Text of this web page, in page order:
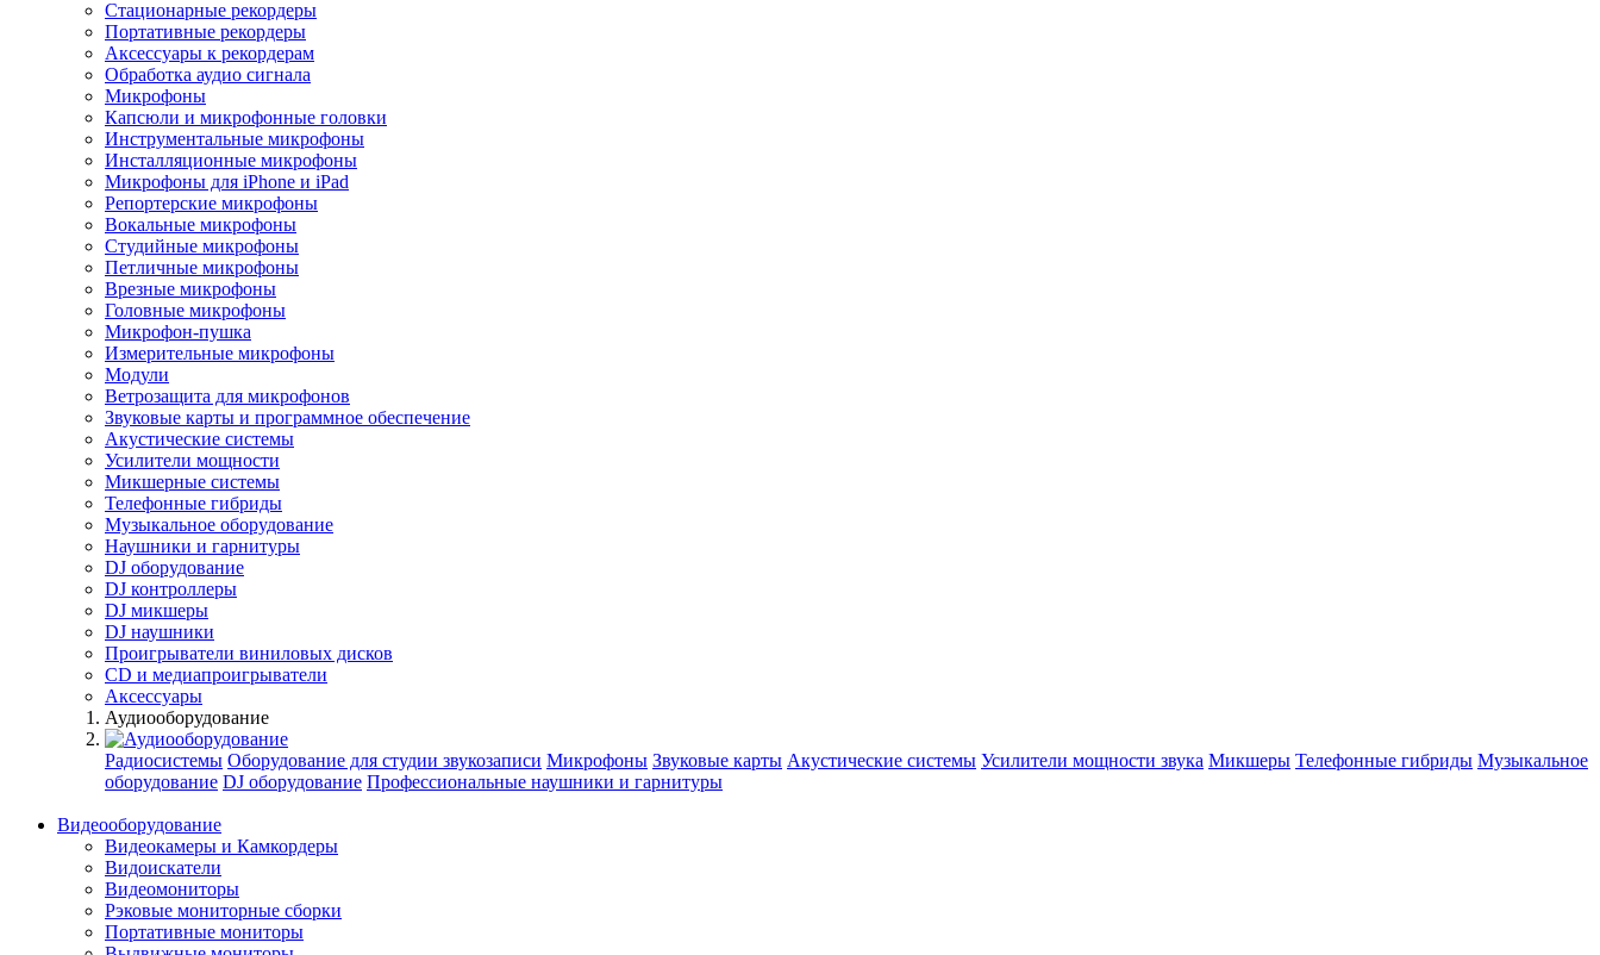
Стационарные рекордеры
Портативные рекордеры
Аксессуары к рекордерам
Обработка аудио сигнала
Микрофоны
Капсюли и микрофонные головки
Инструментальные микрофоны
Инсталляционные микрофоны
Микрофоны для iPhone и iPad
Репортерские микрофоны
Вокальные микрофоны
Студийные микрофоны
Петличные микрофоны
Врезные микрофоны
Головные микрофоны
Микрофон-пушка
Измерительные микрофоны
Модули
Ветрозащита для микрофонов
Звуковые карты и программное обеспечение
Акустические системы
Усилители мощности
Микшерные системы
Телефонные гибриды
Музыкальное оборудование
Наушники и гарнитуры
DJ оборудование
DJ контроллеры
DJ микшеры
DJ наушники
Проигрыватели виниловых дисков
СD и медиапроигрыватели
Аксессуары
Аудиооборудование
Радиосистемы Оборудование для студии звукозаписи Микрофоны Звуковые карты Акустические системы Усилители мощности звука Микшеры Телефонные гибриды Музыкальное
оборудование DJ оборудование Профессиональные наушники и гарнитуры
Видеооборудование
Видеокамеры и Камкордеры
Видоискатели
Видеомониторы
Рэковые мониторные сборки
Портативные мониторы